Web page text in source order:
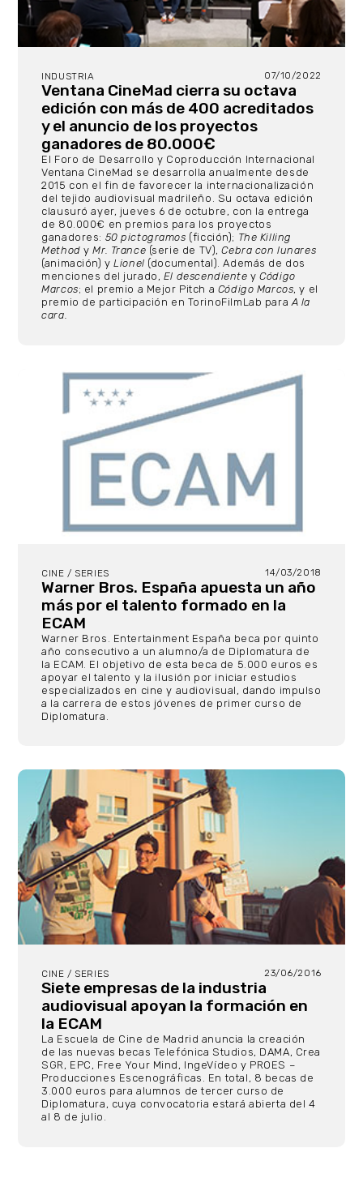
INDUSTRIA 07/10/2022
Ventana CineMad cierra su octava
edición con más de 400 acreditados
y el anuncio de los proyectos
ganadores de 80.000€
El Foro de Desarrollo y Coproducción Internacional
Ventana CineMad se desarrolla anualmente desde
2015 con el fin de favorecer la internacionalización
del tejido audiovisual madrileño. Su octava edición
clausuró ayer, jueves 6 de octubre, con la entrega
de 80.000€ en premios para los proyectos
ganadores: 50 pictogramos (ficción); The Killing
Method yMr. Trance (serie de TV),Cebra con lunares
(animación) y Lionel (documental). Además de dos
menciones del jurado, El descendiente yCódigo
Marcos; el premio a Mejor Pitch a Código Marcos, y el
premio de participación en TorinoFilmLab paraA la
cara.
CINE / SERIES 14/03/2018
Warner Bros. España apuesta un año
más por el talento formado en la
ECAM
Warner Bros. Entertainment España beca por quinto
año consecutivo a un alumno/a de Diplomatura de
la ECAM. El objetivo de esta beca de 5.000 euros es
apoyar el talento y la ilusión por iniciar estudios
especializados en cine y audiovisual, dando impulso
a la carrera de estos jóvenes de primer curso de
Diplomatura.
CINE / SERIES 23/06/2016
Siete empresas de la industria
audiovisual apoyan la formación en
la ECAM
La Escuela de Cine de Madrid anuncia la creación
de las nuevas becas Telefónica Studios, DAMA, Crea
SGR, EPC, Free Your Mind, IngeVídeo y PROES –
Producciones Escenográficas. En total, 8 becas de
3.000 euros para alumnos de tercer curso de
Diplomatura, cuya convocatoria estará abierta del 4
al 8 de julio.